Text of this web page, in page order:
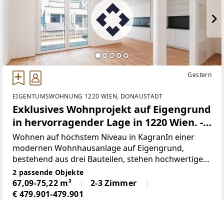
Gestern
EIGENTUMSWOHNUNG 1220 WIEN, DONAUSTADT
Exklusives Wohnprojekt auf Eigengrund
in hervorragender Lage in 1220 Wien. -
WOHNTRAUM
Wohnen auf höchstem Niveau in KagranIn einer
modernen Wohnhausanlage auf Eigengrund,
bestehend aus drei Bauteilen, stehen hochwertige
Eigentumswohnungen mit durchdachten
Grundrissen zum Verkauf. Zeitgemäße Architektur,
nachhaltige Bauweise und
2 passende Objekte
67,09-75,22 m²
2-3 Zimmer
€ 479.901-479.901